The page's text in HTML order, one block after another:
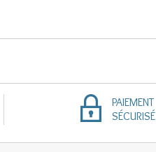
PAIEMENT
SÉCURISÉ